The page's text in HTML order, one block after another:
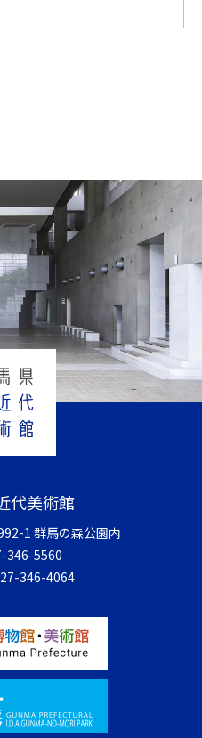
代美術館
1 群馬の森公園内
346-5560
346-4064